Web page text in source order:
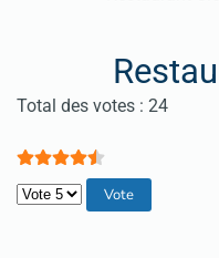
Vote utilisateur:4.5/
Total des votes : 24
Veuillez voter